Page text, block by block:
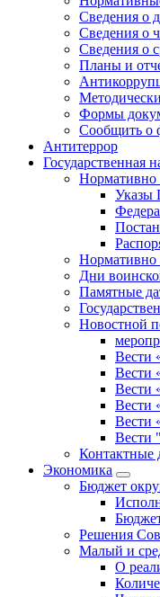
Сведения о
Сведения о
Сведения о
Планы и
Формы
Сообщить о
Антитеррор
Государственная
Нормативно
Указы
Нормативно
Дни
Памятные
Новостной
Вести
Вести
Вести
Вести
Вести
Вести
Контактные
Экономика
Бюджет
Решения
Малый и
О